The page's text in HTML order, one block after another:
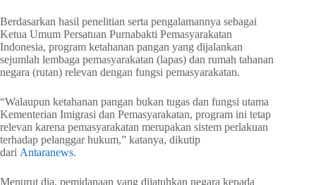
Berdasarkan hasil penelitian serta pengalamannya sebagai
Ketua Umum Persatuan Purnabakti Pemasyarakatan
Indonesia, program ketahanan pangan yang dijalankan
sejumlah lembaga pemasyarakatan (lapas) dan rumah tahanan
negara (rutan) relevan dengan fungsi pemasyarakatan.
“Walaupun ketahanan pangan bukan tugas dan fungsi utama
Kementerian Imigrasi dan Pemasyarakatan, program ini tetap
relevan karena pemasyarakatan merupakan sistem perlakuan
terhadap pelanggar hukum,” katanya, dikutip
dari Antaranews.
Menurut dia, pemidanaan yang dijatuhkan negara kepada